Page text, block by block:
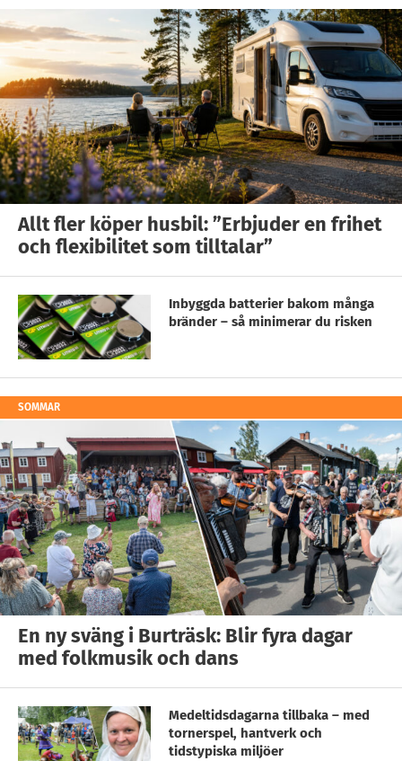
Allt fler köper husbil: ”Erbjuder en frihet
och flexibilitet som tilltalar”
Inbyggda batterier bakom många
bränder – så minimerar du risken
SOMMAR
En ny sväng i Burträsk: Blir fyra dagar
med folkmusik och dans
Medeltidsdagarna tillbaka – med
tornerspel, hantverk och
tidstypiska miljöer